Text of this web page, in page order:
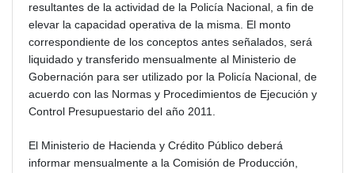
resultantes de la actividad de la Policía Nacional, a fin de
elevar la capacidad operativa de la misma. El monto
correspondiente de los conceptos antes señalados, será
liquidado y transferido mensualmente al Ministerio de
Gobernación para ser utilizado por la Policía Nacional, de
acuerdo con las Normas y Procedimientos de Ejecución y
Control Presupuestario del año 2011.
El Ministerio de Hacienda y Crédito Público deberá
informar mensualmente a la Comisión de Producción,